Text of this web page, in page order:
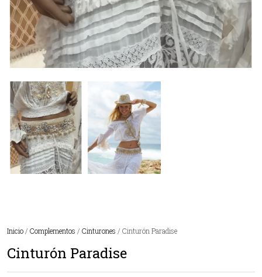
Inicio / Complementos / Cinturones / Cinturón Paradise
Cinturón Paradise